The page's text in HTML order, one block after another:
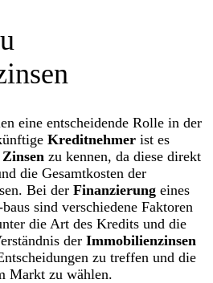
eine entscheidende Rolle in der
Kreditnehmer ist es
Zinsen zu kennen, da diese direkt
die Gesamtkosten der
Bei der Finanzierung eines
sind verschiedene Faktoren
die Art des Kredits und die
der Immobilienzinsen
zu treffen und die
Markt zu wählen.